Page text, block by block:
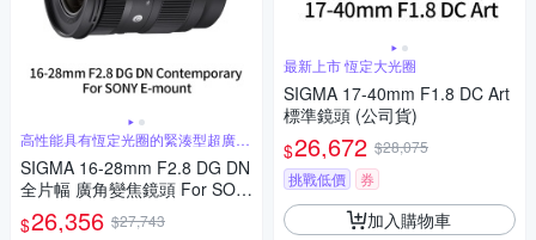
高性能具有恆定光圈的緊湊型超廣角
變焦
SIGMA 16-28mm F2.8 DG DN
全片幅 廣角變焦鏡頭 For SON
Y E-mount (公司貨)
$26,356 $27,743
最新上市 恆定大光圈
SIGMA 17-40mm F1.8 DC Art
標準鏡頭 (公司貨)
$26,672 $28,075
挑戰低價
券
加入購物車